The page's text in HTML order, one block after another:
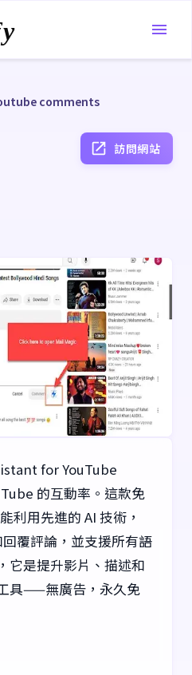
comments
訪問網站
for YouTube
的互動率。這款免
利用先進的 AI 技術，
覆評論，並支援所有語
它是提升影片、描述和
具——無廣告，永久免